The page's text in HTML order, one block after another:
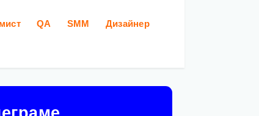
QA SMM Дизайнер